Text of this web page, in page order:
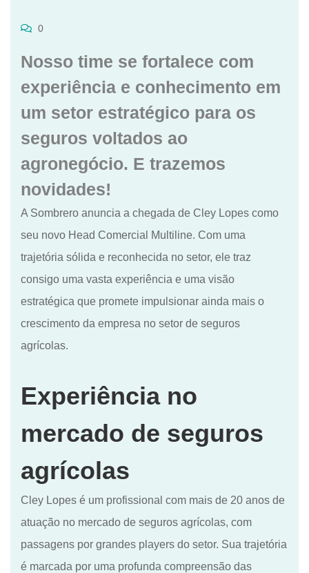
0
Nosso time se fortalece com
experiência e conhecimento em
um setor estratégico para os
seguros voltados ao
agronegócio. E trazemos
novidades!
A Sombrero anuncia a chegada de Cley Lopes como
seu novo Head Comercial Multiline. Com uma
trajetória sólida e reconhecida no setor, ele traz
consigo uma vasta experiência e uma visão
estratégica que promete impulsionar ainda mais o
crescimento da empresa no setor de seguros
agrícolas.
Experiência no
mercado de seguros
agrícolas
Cley Lopes é um profissional com mais de 20 anos de
atuação no mercado de seguros agrícolas, com
passagens por grandes players do setor. Sua trajetória
é marcada por uma profunda compreensão das